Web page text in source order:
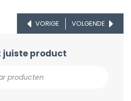
VORIGE VOLGENDE
juiste product